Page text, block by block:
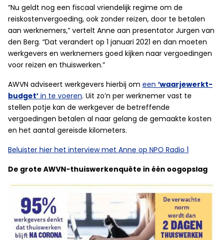
“Nu geldt nog een fiscaal vriendelijk regime om de
reiskostenvergoeding, ook zonder reizen, door te betalen
aan werknemers,” vertelt Anne aan presentator Jurgen van
den Berg. “Dat verandert op 1 januari 2021 en dan moeten
werkgevers en werknemers goed kijken naar vergoedingen
voor reizen en thuiswerken.”
AWVN adviseert werkgevers hierbij om een ‘waarjewerkt-
budget’ in te voeren. Uit zo’n per werknemer vast te
stellen potje kan de werkgever de betreffende
vergoedingen betalen al naar gelang de gemaakte kosten
en het aantal gereisde kilometers.
Beluister hier het interview met Anne op NPO Radio 1
De grote AWVN-thuiswerkenquête in één oogopslag